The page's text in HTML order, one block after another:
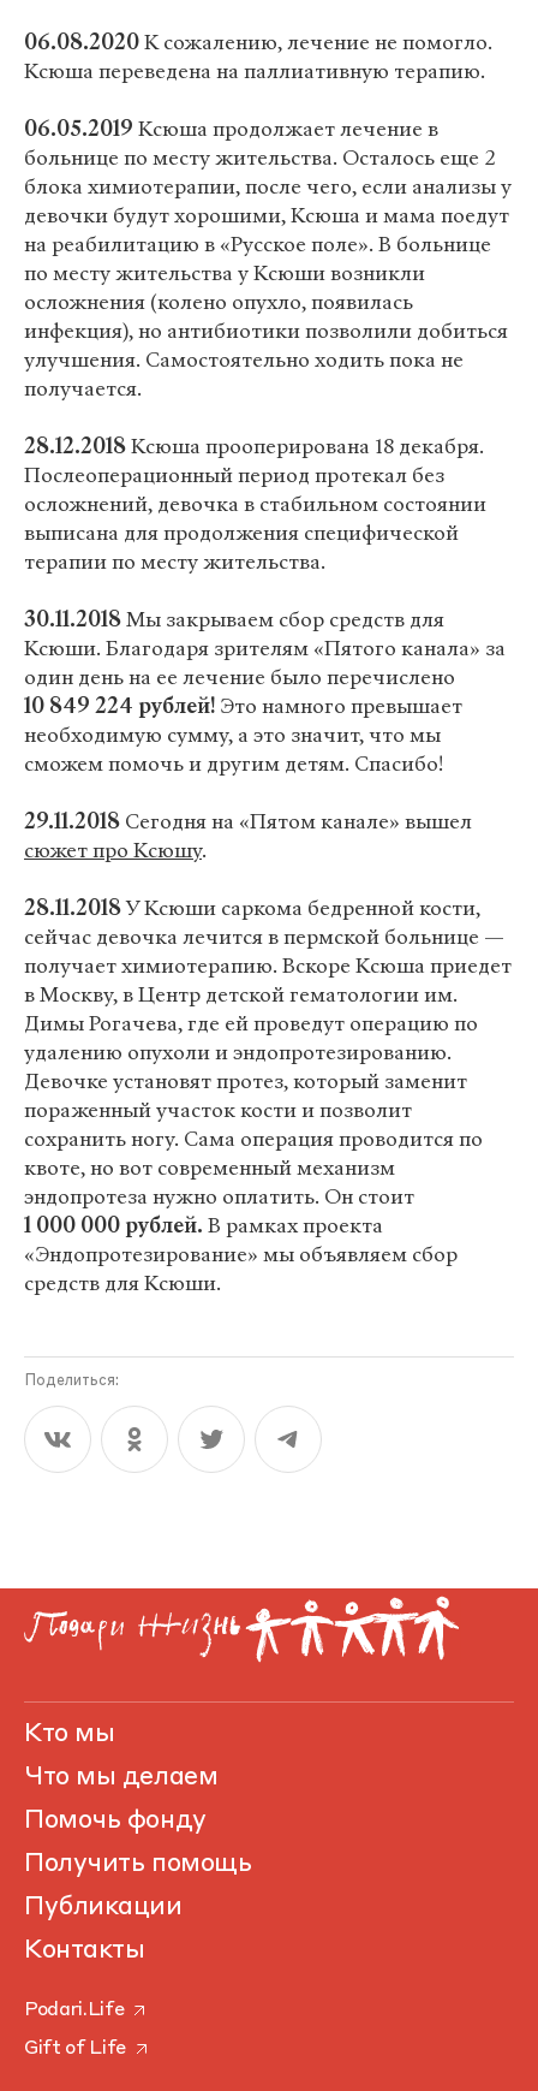
06.08.2020К сожалению, лечение не помогло.
Ксюша переведена на паллиативную терапию.
06.05.2019 Ксюша продолжает лечение в
больнице по месту жительства. Осталось еще 2
блока химиотерапии, после чего, если анализы у
девочки будут хорошими, Ксюша и мама поедут
на реабилитацию в «Русское поле». В больнице
по месту жительства у Ксюши возникли
осложнения (колено опухло, появилась
инфекция), но антибиотики позволили добиться
улучшения. Самостоятельно ходить пока не
получается.
28.12.2018Ксюша прооперирована 18 декабря.
Послеоперационный период протекал без
осложнений, девочка в стабильном состоянии
выписана для продолжения специфической
терапии по месту жительства.
30.11.2018Мы закрываем сбор средств для
Ксюши. Благодаря зрителям «Пятого канала» за
один день на ее лечение было перечислено
10 849 224 рублей! Это намного превышает
необходимую сумму, а это значит, что мы
сможем помочь и другим детям. Спасибо!
29.11.2018 Сегодня на «Пятом канале» вышел
сюжет про Ксюшу.
28.11.2018У Ксюши саркома бедренной кости,
сейчас девочка лечится в пермской больнице —
получает химиотерапию. Вскоре Ксюша приедет
в Москву, в Центр детской гематологии им.
Димы Рогачева, где ей проведут операцию по
удалению опухоли и эндопротезированию.
Девочке установят протез, который заменит
пораженный участок кости и позволит
сохранить ногу. Сама операция проводится по
квоте, но вот современный механизм
эндопротеза нужно оплатить. Он стоит
1 000 000 рублей. В рамках проекта
«Эндопротезирование» мы объявляем сбор
средств для Ксюши.
Поделиться:
Кто мы
Что мы делаем
Помочь фонду
Получить помощь
Публикации
Контакты
Podari.Life
Gift of Life